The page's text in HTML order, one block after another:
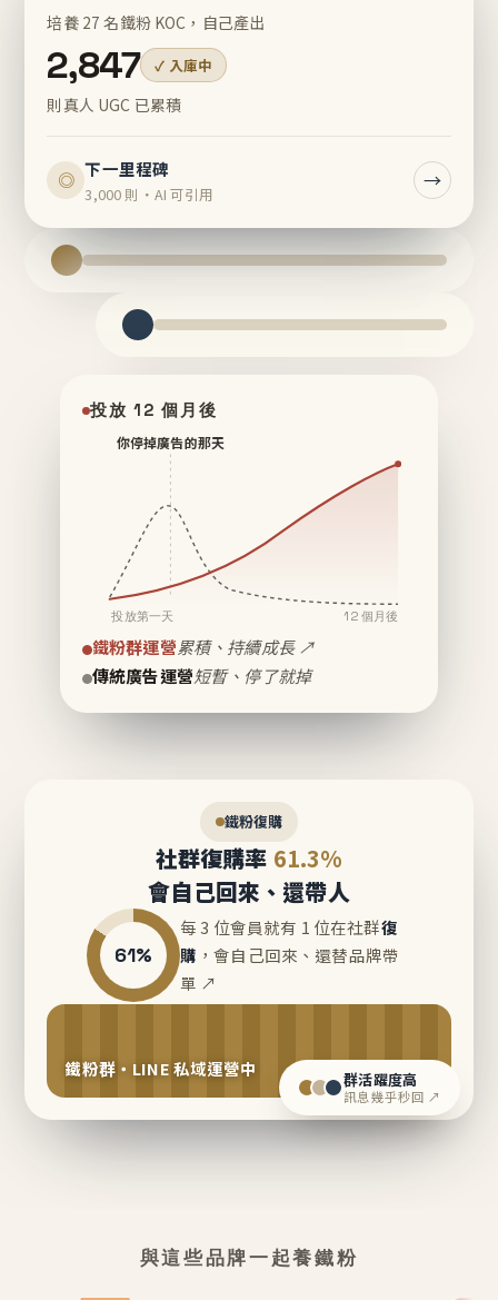
培養 27 名鐵粉 KOC，自己產出
2,847 ✓ 入庫中
則真人 UGC 已累積
◎ 下一里程碑
3,000 則・AI 可引用
→
投放 12 個月後
你停掉廣告的那天
投放第一天 12 個月後
鐵粉群運營累積、持續成長 ↗
傳統廣告運營短暫、停了就掉
鐵粉復購
社群復購率 61.3%
會自己回來、還帶人
61%
每 3 位會員就有 1 位在社群復
購 ，會自己回來、還替品牌帶
單 ↗
鐵粉群・LINE 私域運營中 群活躍度高
訊息幾乎秒回 ↗
與這些品牌一起養鐵粉